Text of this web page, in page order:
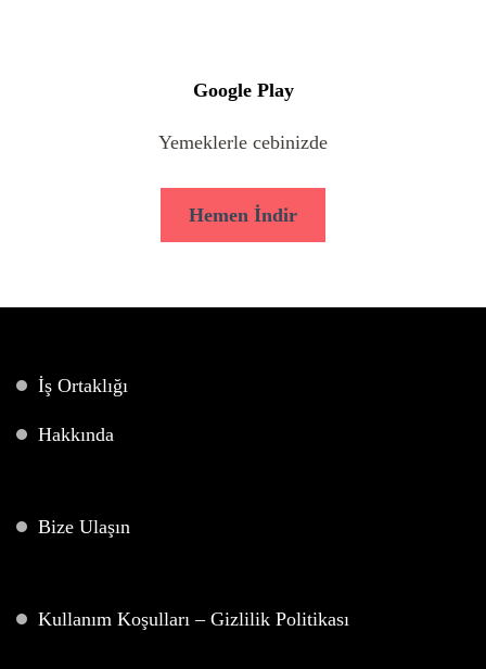
Google Play
Yemeklerle cebinizde
Hemen İndir
İş Ortaklığı
Hakkında
Bize Ulaşın
Kullanım Koşulları – Gizlilik Politikası